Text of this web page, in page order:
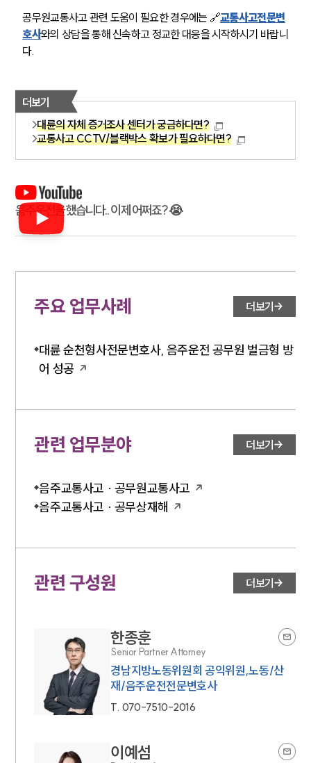
공무원교통사고 관련 도움이 필요한 경우에는 🔗교통사고전문변
호사와의 상담을 통해 신속하고 정교한 대응을 시작하시기 바랍니
다.
더보기
대륜의 자체 증거조사 센터가 궁금하다면?
교통사고 CCTV/블랙박스 확보가 필요하다면?
음주운전을 했습니다.. 이제 어쩌죠? 😭
주요 업무사례 더보기
대륜 순천형사전문변호사, 음주운전 공무원 벌금형 방
어 성공
관련 업무분야 더보기
음주교통사고 · 공무원교통사고
음주교통사고 · 공무상재해
관련 구성원 더보기
한종훈
Senior Partner Attorney
경남지방노동위원회 공익위원,노동/산
재/음주운전전문변호사
T. 070-7510-2016
이예섬